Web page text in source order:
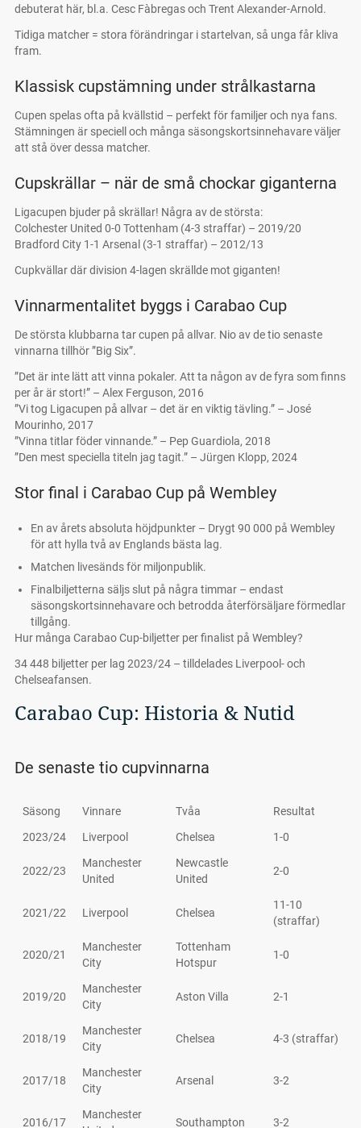
debuterat här, bl.a. Cesc Fàbregas och Trent Alexander-Arnold.
Tidiga matcher = stora förändringar i startelvan, så unga får kliva
fram.
Klassisk cupstämning under strålkastarna
Cupen spelas ofta på kvällstid – perfekt för familjer och nya fans.
Stämningen är speciell och många säsongskortsinnehavare väljer
att stå över dessa matcher.
Cupskrällar – när de små chockar giganterna
Ligacupen bjuder på skrällar! Några av de största:
Colchester United 0-0 Tottenham (4-3 straffar) – 2019/20
Bradford City 1-1 Arsenal (3-1 straffar) – 2012/13
Cupkvällar där division 4-lagen skrällde mot giganten!
Vinnarmentalitet byggs i Carabao Cup
De största klubbarna tar cupen på allvar. Nio av de tio senaste
vinnarna tillhör ”Big Six”.
”Det är inte lätt att vinna pokaler. Att ta någon av de fyra som finns
per år är stort!” – Alex Ferguson, 2016
”Vi tog Ligacupen på allvar – det är en viktig tävling.” – José
Mourinho, 2017
”Vinna titlar föder vinnande.” – Pep Guardiola, 2018
”Den mest speciella titeln jag tagit.” – Jürgen Klopp, 2024
Stor final i Carabao Cup på Wembley
En av årets absoluta höjdpunkter – Drygt 90 000 på Wembley
för att hylla två av Englands bästa lag.
Matchen livesänds för miljonpublik.
Finalbiljetterna säljs slut på några timmar – endast
säsongskortsinnehavare och betrodda återförsäljare förmedlar
tillgång.
Hur många Carabao Cup-biljetter per finalist på Wembley?
34 448 biljetter per lag 2023/24 – tilldelades Liverpool- och
Chelseafansen.
Carabao Cup: Historia & Nutid
De senaste tio cupvinnarna
Säsong Vinnare Tvåa
Resultat
2023/24
Liverpool Chelsea 1-0
2022/23
Manchester
United
Newcastle
United
2-0
2021/22 Liverpool Chelsea
11-10
(straffar)
2020/21
Manchester
City
Tottenham
Hotspur
1-0
2019/20
Manchester
City
Aston Villa 2-1
2018/19
Manchester
City
Chelsea 4-3 (straffar)
2017/18
Manchester
City
Arsenal 3-2
2016/17
Manchester
Southampton 3-2